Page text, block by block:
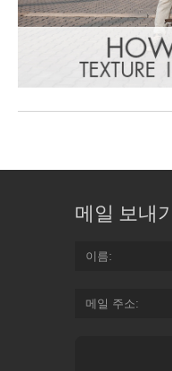
메일 보내기
이름
메일 주소